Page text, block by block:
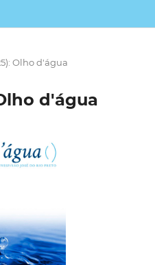
Olho d'água
d'água